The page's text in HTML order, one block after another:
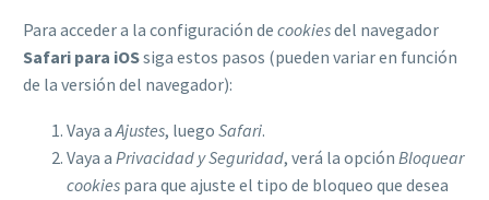
Para acceder a la configuración de cookiesdel navegador
Safari para iOSsiga estos pasos (pueden variar en función
de la versión del navegador):
Vaya aAjustes, luego Safari.
Vaya a Privacidad y Seguridad, verá la opción Bloquear
cookies para que ajuste el tipo de bloqueo que desea